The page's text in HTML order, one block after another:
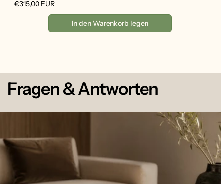
Normaler
€315,00 EUR
In den Warenkorb legen
Fragen & Antworten